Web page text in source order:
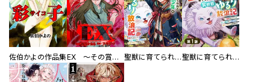
佐伯かよの作品集 EX ～その賞金稼ぎは、世界の出口を探す～【単行本版】 聖獣に育てられた少年の異世界ゆるり放浪記～神様からもらったチート魔法で、仲間たちとスローライフを満喫中～ 聖獣に育てられた少年の異世界ゆるり放浪記～神様からもらったチート魔法で、仲間たちとスローライフを満喫中～【分冊版】